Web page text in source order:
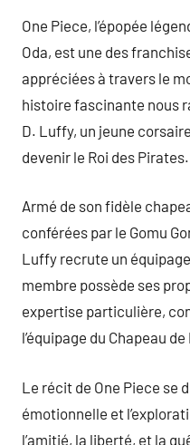
One Piece, l’épopée
Oda, est une des
appréciées à travers le
histoire fascinante nous
D. Luffy, un jeune
devenir le Roi des Pirates.
Armé de son fidèle
conférées par le Gomu
Luffy recrute un
membre possède ses
expertise particulière,
l’équipage du Chapeau
Le récit de One Piece se
émotionnelle et
l’amitié, la liberté, et la